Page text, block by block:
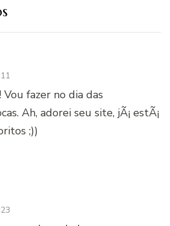
fazer no dia das
Ah, adorei seu site, jÃ¡ estÃ¡
;))